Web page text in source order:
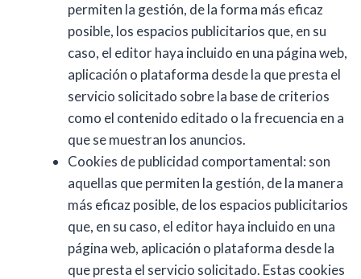
permiten la gestión, de la forma más eficaz
posible, los espacios publicitarios que, en su
caso, el editor haya incluido en una página web,
aplicación o plataforma desde la que presta el
servicio solicitado sobre la base de criterios
como el contenido editado o la frecuencia en a
que se muestran los anuncios.
Cookies de publicidad comportamental: son
aquellas que permiten la gestión, de la manera
más eficaz posible, de los espacios publicitarios
que, en su caso, el editor haya incluido en una
página web, aplicación o plataforma desde la
que presta el servicio solicitado. Estas cookies